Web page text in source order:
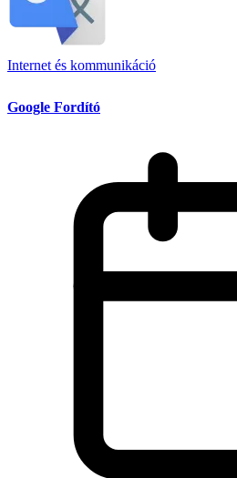
Internet és kommunikáció
Google Fordító